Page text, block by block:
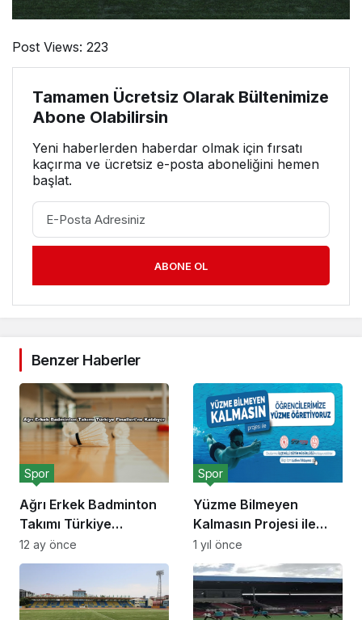
Post Views: 223
Tamamen Ücretsiz Olarak Bültenimize
Abone Olabilirsin
Yeni haberlerden haberdar olmak için fırsatı
kaçırma ve ücretsiz e-posta aboneliğini hemen
başlat.
ABONE OL
Benzer Haberler
Ağrı Erkek Badminton
Takımı Türkiye
Finalleri’ne Katılıyor
Spor
12 ay önce
Yüzme Bilmeyen
Kalmasın Projesi ile
Gençler Yüzmeyi
Öğreniyor
Spor
1 yıl önce